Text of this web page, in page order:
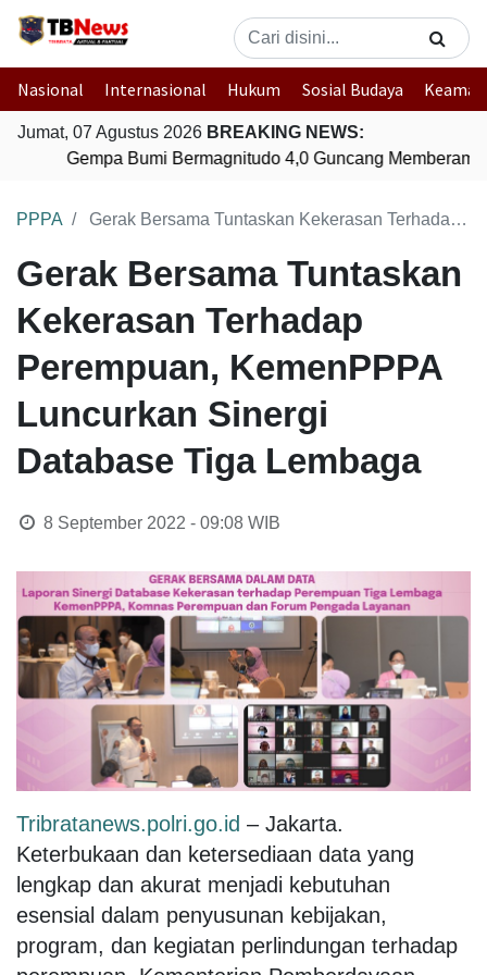
Nasional Internasional Hukum Sosial Budaya
Jumat, 07 Agustus 2026 BREAKING NEWS:
Gempa Bumi Bermagnitudo 4,0 Guncang Memberamo
PPPA Gerak Bersama Tuntaskan Kekerasan Terhadap Perempuan, KemenPPPA Luncurkan Sinergi Database Tiga Lembaga
Gerak Bersama Tuntaskan
Kekerasan Terhadap
Perempuan, KemenPPPA
Luncurkan Sinergi
Database Tiga Lembaga
8 September 2022 - 09:08WIB
Tribratanews.polri.go.id – Jakarta.
Keterbukaan dan ketersediaan data yang
lengkap dan akurat menjadi kebutuhan
esensial dalam penyusunan kebijakan,
program, dan kegiatan perlindungan terhadap